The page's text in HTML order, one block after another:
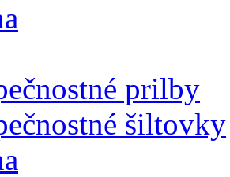
prilby
šiltovky